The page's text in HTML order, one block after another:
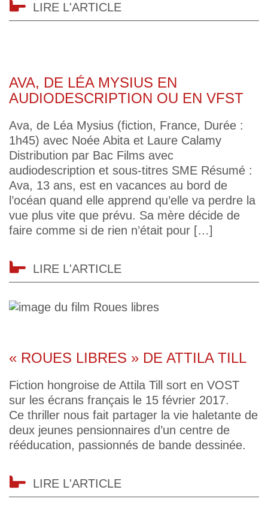
LIRE L'ARTICLE
AVA, DE LÉA MYSIUS EN
AUDIODESCRIPTION OU EN VFST
Ava, de Léa Mysius (fiction, France, Durée :
1h45) avec Noée Abita et Laure Calamy
Distribution par Bac Films avec
audiodescription et sous-titres SME Résumé :
Ava, 13 ans, est en vacances au bord de
l’océan quand elle apprend qu’elle va perdre la
vue plus vite que prévu. Sa mère décide de
faire comme si de rien n’était pour […]
LIRE L'ARTICLE
« ROUES LIBRES » DE ATTILA TILL
Fiction hongroise de Attila Till sort en VOST
sur les écrans français le 15 février 2017.
Ce thriller nous fait partager la vie haletante de
deux jeunes pensionnaires d’un centre de
rééducation, passionnés de bande dessinée.
LIRE L'ARTICLE